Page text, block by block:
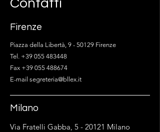
Contatti
Firenze
Piazza della Libertà, 9 - 50129 Firenze
Tel. +39 055 483448
Fax +39 055 488674
E-mail segreteria@bllex.it
Milano
Via Fratelli Gabba, 5 - 20121 Milano